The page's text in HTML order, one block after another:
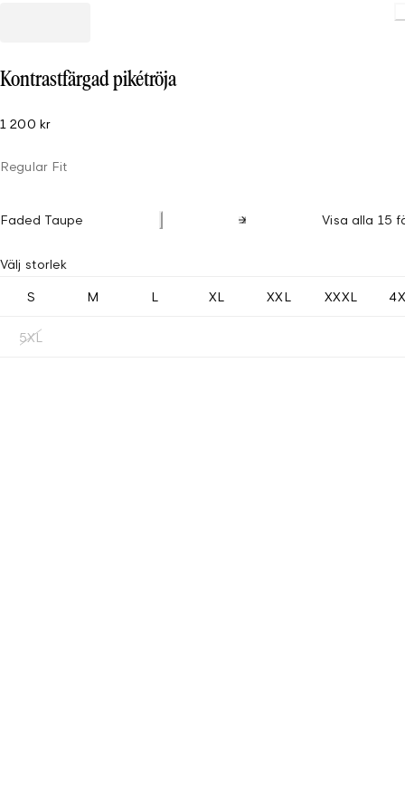
Kontrastfärgad pikétröja
1 200 kr
Regular Fit
Faded Taupe Visa alla 15
Välj storlek
S M L XL XXL XXXL
5XL